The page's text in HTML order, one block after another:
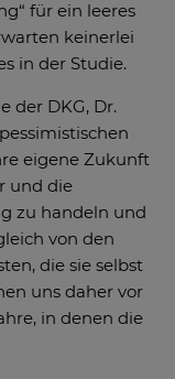
für ein leeres
keinerlei
in der Studie.
der DKG, Dr.
eigene Zukunft
und die
zu handeln und
von den
die sie selbst
uns daher vor
in denen die